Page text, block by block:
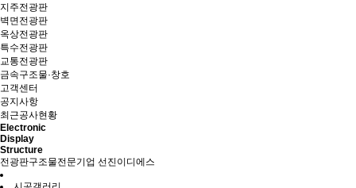
지주전광판
벽면전광판
옥상전광판
특수전광판
교통전광판
금속구조물·창호
고객센터
공지사항
최근공사현황
Electronic
Display
Structure
전광판구조물전문기업 선진이디에스